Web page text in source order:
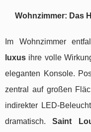
Wohnzimmer: Das
Im Wohnzimmer
luxus ihre volle
eleganten Konsole.
zentral auf großen
indirekter LED-
dramatisch.Saint